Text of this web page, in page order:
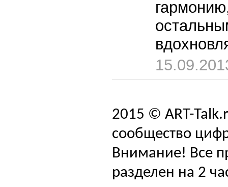
2015 © ART-
сообщество
Внимание! Все
разделен на 2